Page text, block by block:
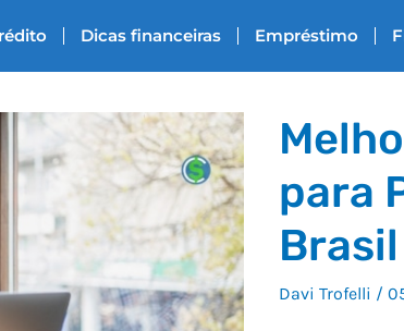
Dicas financeiras Empréstimo
para
Brasil
Davi Trofelli /